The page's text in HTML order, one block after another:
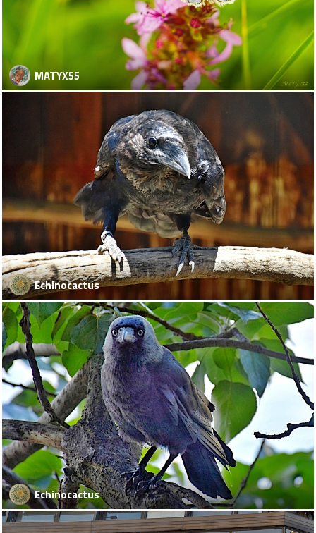
MATYX55
Echinocactus
Echinocactus